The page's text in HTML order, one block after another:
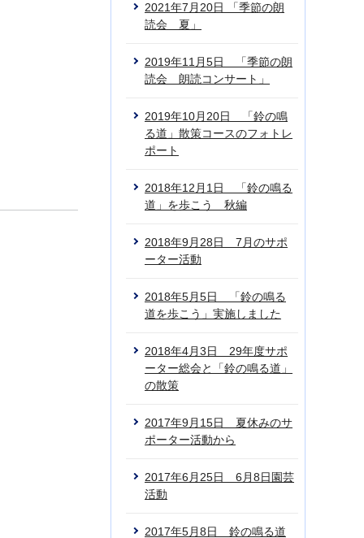
2021年7月20日 「季節の朗
読会 夏」
2019年11月5日 「季節の朗
読会 朗読コンサート」
2019年10月20日 「鈴の鳴
る道」散策コースのフォトレ
ポート
2018年12月1日 「鈴の鳴る
道」を歩こう 秋編
2018年9月28日 7月のサポ
ーター活動
2018年5月5日 「鈴の鳴る
道を歩こう」実施しました
2018年4月3日 29年度サポ
ーター総会と「鈴の鳴る道」
の散策
2017年9月15日 夏休みのサ
ポーター活動から
2017年6月25日 6月8日園芸
活動
2017年5月8日 鈴の鳴る道